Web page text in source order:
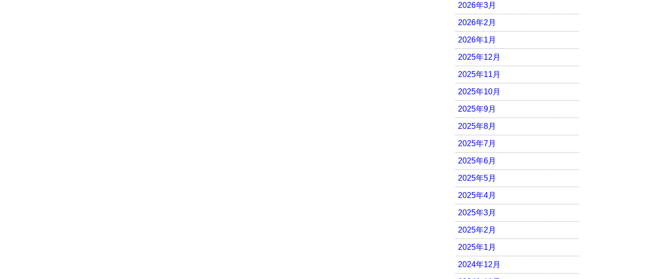
2026年3月
2026年2月
2026年1月
2025年12月
2025年11月
2025年10月
2025年9月
2025年8月
2025年7月
2025年6月
2025年5月
2025年4月
2025年3月
2025年2月
2025年1月
2024年12月